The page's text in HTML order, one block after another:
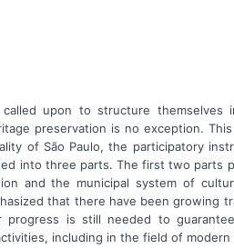
upon to structure
preservation is no exception.
of São Paulo, the participatory
into three parts. The first two parts
and the municipal system of
that there have been growing
progress is still needed to
including in the field of modern